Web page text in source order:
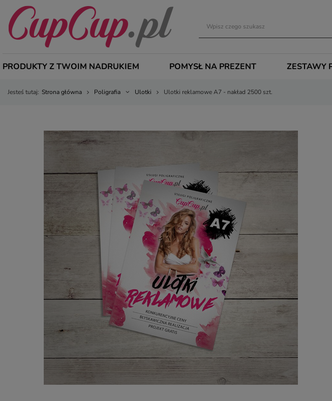
PRODUKTY Z TWOIM NADRUKIEM POMYSŁ NA PREZENT ZESTAWY
Jesteś tutaj: Strona główna Poligrafia Ulotki Ulotki reklamowe A7 - nakład 2500 szt.